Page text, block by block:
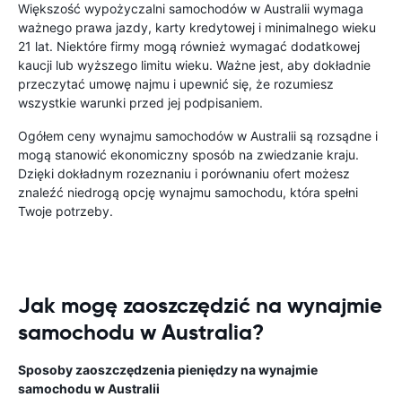
Większość wypożyczalni samochodów w Australii wymaga
ważnego prawa jazdy, karty kredytowej i minimalnego wieku
21 lat. Niektóre firmy mogą również wymagać dodatkowej
kaucji lub wyższego limitu wieku. Ważne jest, aby dokładnie
przeczytać umowę najmu i upewnić się, że rozumiesz
wszystkie warunki przed jej podpisaniem.
Ogółem ceny wynajmu samochodów w Australii są rozsądne i
mogą stanowić ekonomiczny sposób na zwiedzanie kraju.
Dzięki dokładnym rozeznaniu i porównaniu ofert możesz
znaleźć niedrogą opcję wynajmu samochodu, która spełni
Twoje potrzeby.
Jak mogę zaoszczędzić na wynajmie
samochodu w Australia?
Sposoby zaoszczędzenia pieniędzy na wynajmie
samochodu w Australii